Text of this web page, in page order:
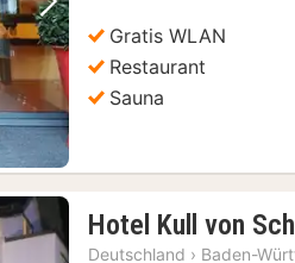
Nächstes Bild
Gratis WLAN
Restaurant
Sauna
Hotel Kull von
Deutschland › Baden-